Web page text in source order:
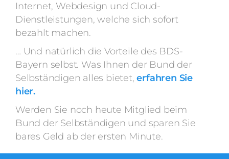
Internet, Webdesign und Cloud-
Dienstleistungen, welche sich sofort
bezahlt machen.
… Und natürlich die Vorteile des BDS-
Bayern selbst. Was Ihnen der Bund der
Selbständigen alles bietet, erfahren Sie
hier.
Werden Sie noch heute Mitglied beim
Bund der Selbständigen und sparen Sie
bares Geld ab der ersten Minute.